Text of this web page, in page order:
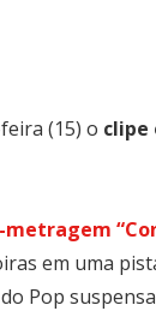
(15) o clipe
em uma
Pop